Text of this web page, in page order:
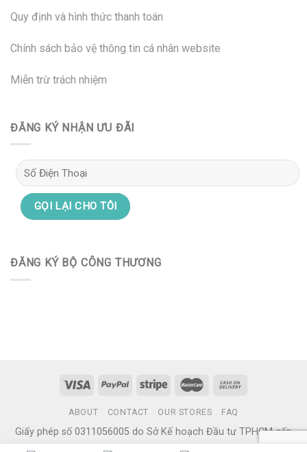
Quy định và hình thức thanh toán
Chính sách bảo vệ thông tin cá nhân website
Miễn trừ trách nhiệm
ĐĂNG KÝ NHẬN ƯU ĐÃI
ĐĂNG KÝ BỘ CÔNG THƯƠNG
ABOUT CONTACT OUR STORES FAQ
Giấy phép số 0311056005 do Sở Kế hoạch Đầu tư TPHCM cấp
ngày 11/08/2011